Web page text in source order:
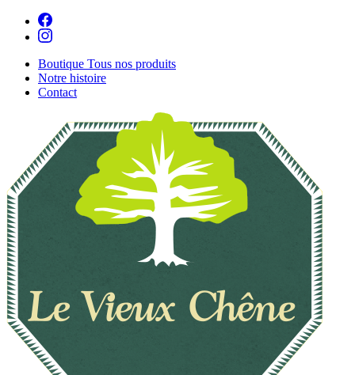
Boutique Tous nos produits
Notre histoire
Contact